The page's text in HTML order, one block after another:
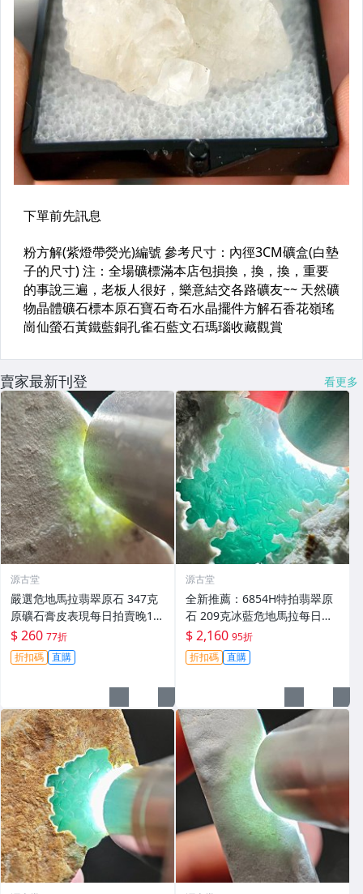
賣家最新刊登 看更多
源古堂
嚴選危地馬拉翡翠原石 347克
原礦石膏皮表現每日拍賣晚11
點截拍 現實拍賣成交 危地馬拉
翡翠原石 石膏皮
$ 260 77折
折扣碼 直購
源古堂
全新推薦：6854H特拍翡翠原
石 209克冰藍危地馬拉每日晚1
1點截拍 冰藍翡翠危地馬拉原
石 209克 玩石收藏
$ 2,160 95折
折扣碼 直購